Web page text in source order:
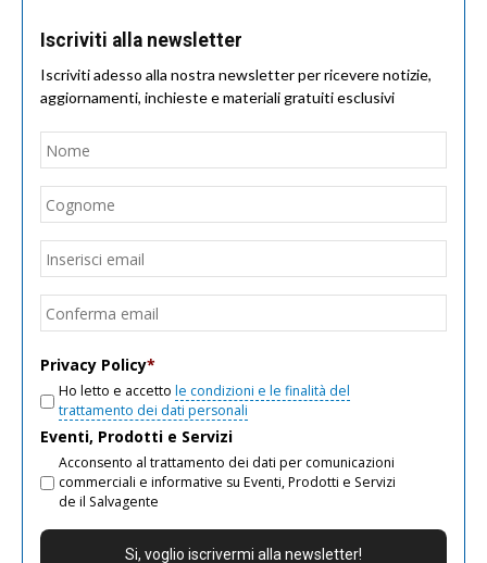
Iscriviti alla newsletter
Iscriviti adesso alla nostra newsletter per ricevere notizie,
aggiornamenti, inchieste e materiali gratuiti esclusivi
Nome
Email
Privacy Policy*
Ho letto e accetto le condizioni e le finalità del
trattamento dei dati personali
Eventi, Prodotti e Servizi
Acconsento al trattamento dei dati per comunicazioni
commerciali e informative su Eventi, Prodotti e Servizi
de il Salvagente